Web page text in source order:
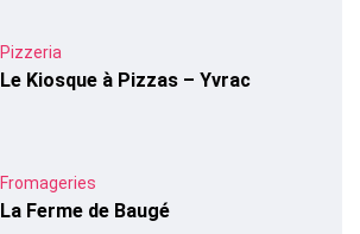
Pizzeria
Le Kiosque à Pizzas – Yvrac
Fromageries
La Ferme de Baugé